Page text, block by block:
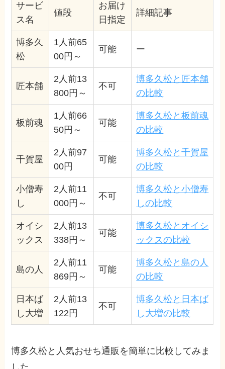
サービ
ス名
値段
お届け
日指定
詳細記事
博多久
松
1人前65
00円～
可能 ー
匠本舗
2人前13
800円～
不可
博多久松と匠本舗
の比較
板前魂
1人前66
50円～
可能
博多久松と板前魂
の比較
千賀屋
2人前97
00円
可能
博多久松と千賀屋
の比較
小僧寿
し
2人前11
000円～
不可
博多久松と小僧寿
しの比較
オイシ
ックス
2人前13
338円～
可能
博多久松とオイシ
ックスの比較
島の人
2人前11
869円～
可能
博多久松と島の人
の比較
日本ば
し大増
2人前13
122円
不可
博多久松と日本ば
し大増の比較
博多久松と人気おせち通販を簡単に比較してみま